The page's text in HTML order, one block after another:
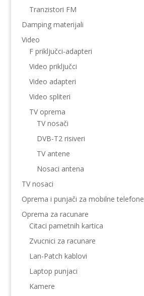
Tranzistori FM
Damping materijali
Video
F priključci-adapteri
Video priključci
Video adapteri
Video spliteri
TV oprema
TV nosači
DVB-T2 risiveri
TV antene
Nosaci antena
TV nosaci
Oprema i punjači za mobilne telefone
Oprema za racunare
Citaci pametnih kartica
Zvucnici za racunare
Lan-Patch kablovi
Laptop punjaci
Kamere